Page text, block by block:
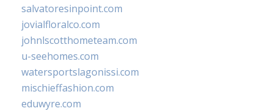
salvatoresinpoint.com
jovialfloralco.com
johnlscotthometeam.com
u-seehomes.com
watersportslagonissi.com
mischieffashion.com
eduwyre.com